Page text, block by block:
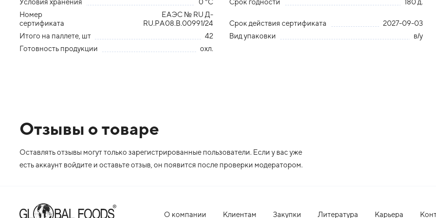
Условия хранения
0 °С Срок годности
180 д.
Номер
сертификата
ЕАЭС № RU Д-
RU.РА08.В.00991/24
Срок действия сертификата
2027-09-03
Итого на паллете, шт
42 Вид упаковки
в/у
Готовность продукции
охл.
Отзывы о товаре
Оставлять отзывы могут только зарегистрированные пользователи. Если у вас уже
есть аккаунт войдите и оставьте отзыв, он появится после проверки модератором.
О компании Клиентам Закупки Литература Карьера